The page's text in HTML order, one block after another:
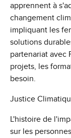
apprennent à
changement
impliquant les
solutions
partenariat avec
projets, les
besoin.
Justice
L'histoire de
sur les